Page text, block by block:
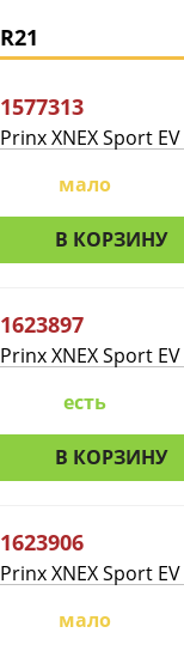
R21
1577313
Prinx XNEX Sport EV
мало
В КОРЗИНУ
1623897
Prinx XNEX Sport EV
есть
В КОРЗИНУ
1623906
Prinx XNEX Sport EV
мало